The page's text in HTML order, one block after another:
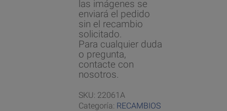
las imágenes se
enviará el pedido
sin el recambio
solicitado.
Para cualquier duda
o pregunta,
contacte con
nosotros.
SKU: 22061A
Categoría: RECAMBIOS